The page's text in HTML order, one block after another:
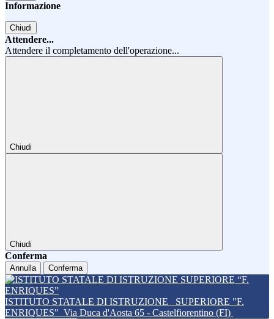
Informazione
Chiudi
Attendere...
Attendere il completamento dell'operazione...
Chiudi
Chiudi
Conferma
Annulla Conferma
ISTITUTO STATALE DI ISTRUZIONE
SUPERIORE "F.
ENRIQUES" Via Duca d'Aosta 65 - Castelfiorentino (FI)